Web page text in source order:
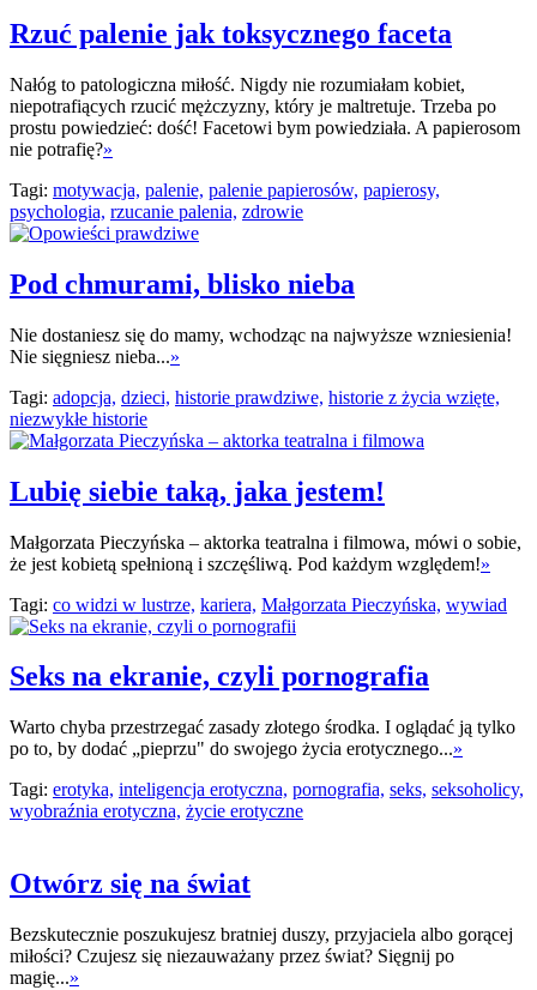
Rzuć palenie jak toksycznego faceta
Nałóg to patologiczna miłość. Nigdy nie rozumiałam kobiet,
niepotrafiących rzucić mężczyzny, który je maltretuje. Trzeba po
prostu powiedzieć: dość! Facetowi bym powiedziała. A papierosom
nie potrafię?»
Tagi: motywacja, palenie, palenie papierosów, papierosy,
psychologia, rzucanie palenia, zdrowie
Pod chmurami, blisko nieba
Nie dostaniesz się do mamy, wchodząc na najwyższe wzniesienia!
Nie sięgniesz nieba...»
Tagi: adopcja, dzieci, historie prawdziwe, historie z życia wzięte,
niezwykłe historie
Lubię siebie taką, jaka jestem!
Małgorzata Pieczyńska – aktorka teatralna i filmowa, mówi o sobie,
że jest kobietą spełnioną i szczęśliwą. Pod każdym względem!»
Tagi: co widzi w lustrze, kariera, Małgorzata Pieczyńska, wywiad
Seks na ekranie, czyli pornografia
Warto chyba przestrzegać zasady złotego środka. I oglądać ją tylko
po to, by dodać „pieprzu" do swojego życia erotycznego...»
Tagi: erotyka, inteligencja erotyczna, pornografia, seks, seksoholicy,
wyobraźnia erotyczna, życie erotyczne
Otwórz się na świat
Bezskutecznie poszukujesz bratniej duszy, przyjaciela albo gorącej
miłości? Czujesz się niezauważany przez świat? Sięgnij po
magię...»